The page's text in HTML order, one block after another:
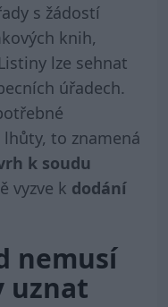
s žádostí
knih,
lze sehnat
úřadech.
to znamená
k soudu
vyzve k dodání
nemusí
uznat